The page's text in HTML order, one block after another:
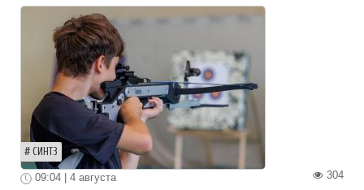
СИНТЗ
304
09:04 | 4 августа